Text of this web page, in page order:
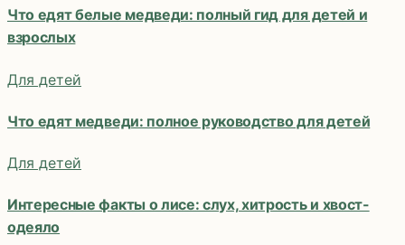
Что едят белые медведи: полный гид для детей и
взрослых
Для детей
Что едят медведи: полное руководство для детей
Для детей
Интересные факты о лисе: слух, хитрость и хвост-
одеяло